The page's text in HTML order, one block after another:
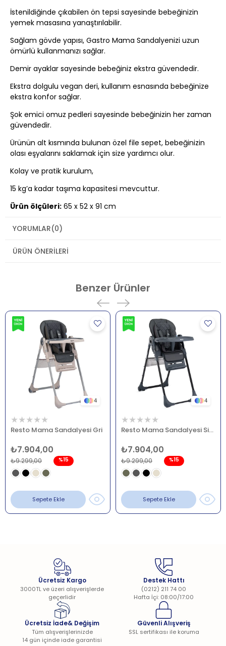
İstenildiğinde çıkabilen ön tepsi sayesinde bebeğinizin
yemek masasına yanaştırılabilir.
Sağlam gövde yapısı, Gastro Mama Sandalyenizi uzun
ömürlü kullanmanızı sağlar.
Demir ayaklar sayesinde bebeğiniz ekstra güvendedir.
Ekstra dolgulu vegan deri, kullanım esnasında bebeğinize
ekstra konfor sağlar.
Şok emici omuz pedleri sayesinde bebeğinizin her zaman
güvendedir.
Ürünün alt kısmında bulunan özel file sepet, bebeğinizin
olası eşyalarını saklamak için size yardımcı olur.
Kolay ve pratik kurulum,
15 kg’a kadar taşıma kapasitesi mevcuttur.
Ürün ölçüleri: 65 x 52 x 91 cm
Ağırlık:3 kg
YORUMLAR(0)
ÜRÜN ÖNERILERI
Benzer Ürünler
4
★★★★★
Resto Mama Sandalyesi Gri
₺7.904,00
₺9.299,00 %15
Sepete Ekle
4
★★★★★
Resto Mama Sandalyesi Siyah
₺7.904,00
₺9.299,00 %15
Sepete Ekle
Ücretsiz Kargo
3000TL ve üzeri alışverişlerde
geçerlidir
Destek Hattı
(0212) 211 74 00
Hafta İçi: 08:00/17:00
Ücretsiz İade& Değişim
Tüm alışverişlerinizde
14 gün içinde iade garantisi
Güvenli Alışveriş
SSL sertifikası ile koruma